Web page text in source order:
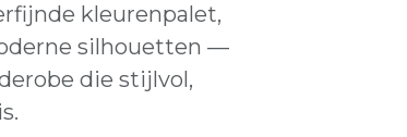
kleurenpalet,
silhouetten —
die stijlvol,